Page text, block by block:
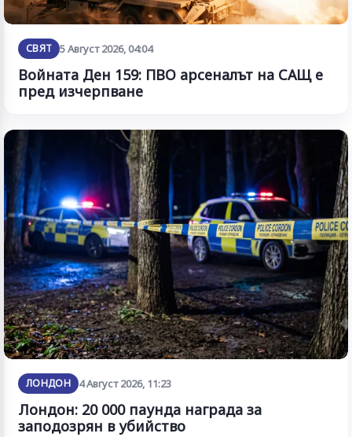
СВЯТ 5 Август 2026, 04:04
Войната Ден 159: ПВО арсеналът на САЩ е
пред изчерпване
ЛОНДОН 4 Август 2026, 11:23
Лондон: 20 000 паунда награда за
заподозрян в убийство